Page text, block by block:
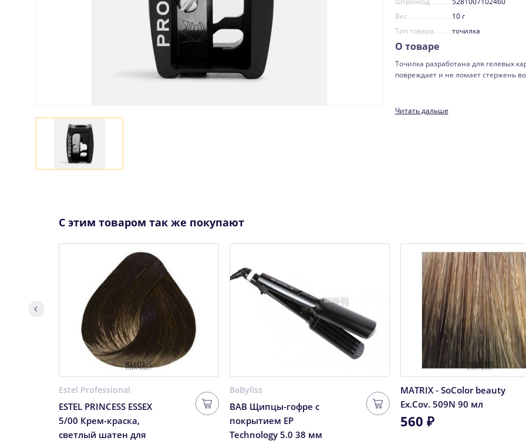
Вес
10 г
Тип товара
точилка
О товаре
Точилка разработана для гелевых
повреждает и не ломает стержень
Читать дальше
С этим товаром так же покупают
Estel Professional
ESTEL PRINCESS ESSEX
5/00 Крем-краска,
светлый шатен для
BaByliss
BAB Щипцы-гофре с
покрытием EP
Technology 5.0 38 мм
MATRIX - SoColor beauty
Ex.Cov. 509N 90 мл
560 ₽